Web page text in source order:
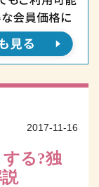
2017-11-16
る?独